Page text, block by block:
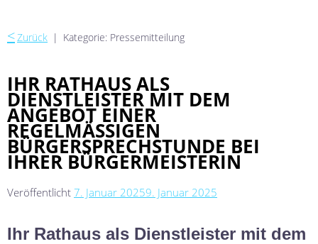
<Zurück | Kategorie: Pressemitteilung
IHR RATHAUS ALS
DIENSTLEISTER MIT DEM
ANGEBOT EINER
REGELMÄSSIGEN B
ÜRGERSPRECHSTUNDE BEI I
HRER BÜRGERMEISTERIN
Veröffentlicht 7. Januar 20259. Januar 2025
Ihr Rathaus als Dienstleister mit dem